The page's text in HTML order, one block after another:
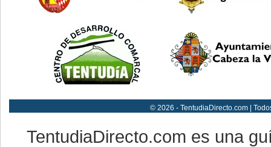
© 2026 - TentudiaDirecto.com |
TentudiaDirecto.com es una